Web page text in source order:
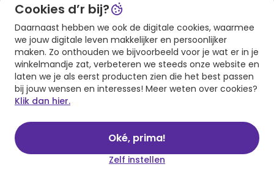
Download onze app
Cookies d’r bij?
Daarnaast hebben we ook de digitale cookies, waarmee
we jouw digitale leven makkelijker en persoonlijker
maken. Zo onthouden we bijvoorbeeld voor je wat er in je
winkelmandje zat, verbeteren we steeds onze website en
laten we je als eerst producten zien die het best passen
bij jouw wensen en interesses! Meer weten over cookies?
Klik dan hier.
Oké, prima!
Zelf instellen